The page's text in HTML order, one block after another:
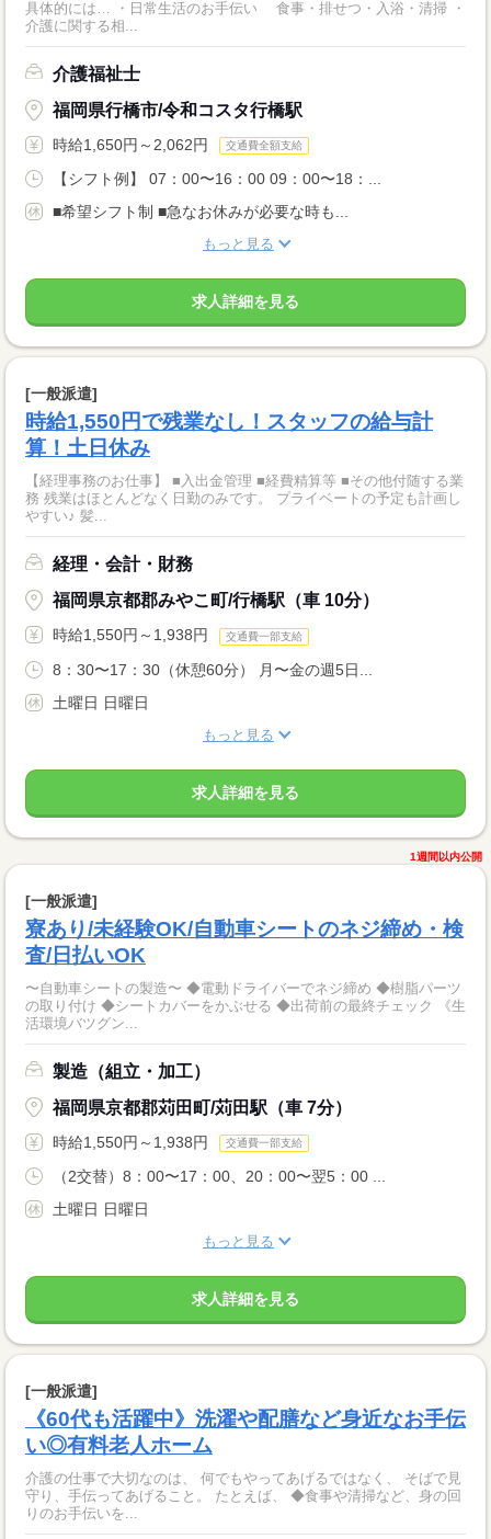
具体的には… ・日常生活のお手伝い 食事・排せつ・入浴・清掃 ・
介護に関する相...
介護福祉士
福岡県行橋市/令和コスタ行橋駅
時給1,650円～2,062円 交通費全額支給
【シフト例】 07：00〜16：00 09：00〜18：...
■希望シフト制 ■急なお休みが必要な時も...
もっと見る
求人詳細を見る
[一般派遣]
時給1,550円で残業なし！スタッフの給与計
算！土日休み
【経理事務のお仕事】 ■入出金管理 ■経費精算等 ■その他付随する業
務 残業はほとんどなく日勤のみです。 プライベートの予定も計画し
やすい♪ 髪...
経理・会計・財務
福岡県京都郡みやこ町/行橋駅（車 10分）
時給1,550円～1,938円 交通費一部支給
8：30〜17：30（休憩60分） 月〜金の週5日...
土曜日 日曜日
もっと見る
求人詳細を見る
1週間以内公開
[一般派遣]
寮あり/未経験OK/自動車シートのネジ締め・検
査/日払いOK
〜自動車シートの製造〜 ◆電動ドライバーでネジ締め ◆樹脂パーツ
の取り付け ◆シートカバーをかぶせる ◆出荷前の最終チェック 《生
活環境バツグン...
製造（組立・加工）
福岡県京都郡苅田町/苅田駅（車 7分）
時給1,550円～1,938円 交通費一部支給
（2交替）8：00〜17：00、20：00〜翌5：00 ...
土曜日 日曜日
もっと見る
求人詳細を見る
[一般派遣]
《60代も活躍中》洗濯や配膳など身近なお手伝
い◎有料老人ホーム
介護の仕事で大切なのは、 何でもやってあげるではなく、 そばで見
守り、手伝ってあげること。 たとえば、 ◆食事や清掃など、身の回
りのお手伝いを...